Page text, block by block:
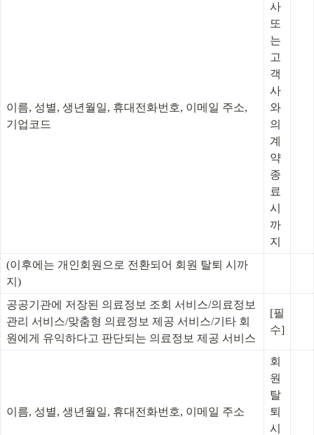
이름, 성별, 생년월일, 휴대전화번호, 이메일 주소,
기업코드
사
또
는
고
객
사
와
의
계
약
종
료
시
까
지
(이후에는 개인회원으로 전환되어 회원 탈퇴 시까
지)
공공기관에 저장된 의료정보 조회 서비스/의료정보
관리 서비스/맞춤형 의료정보 제공 서비스/기타 회
원에게 유익하다고 판단되는 의료정보 제공 서비스
[필
수]
이름, 성별, 생년월일, 휴대전화번호, 이메일 주소
회
원
탈
퇴
시